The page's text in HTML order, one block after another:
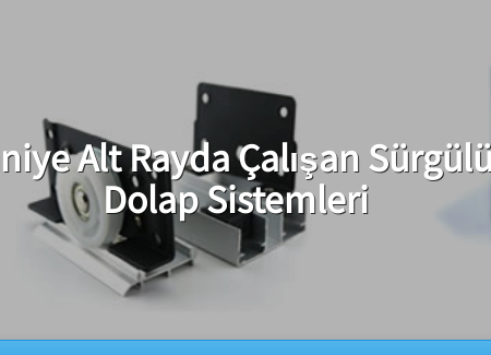
Alt Rayda Çalışan
Dolap Sistemleri